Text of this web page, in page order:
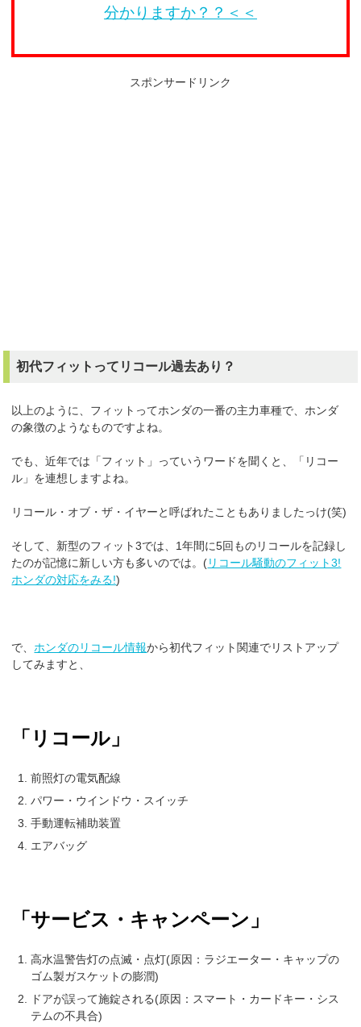
分かりますか？？＜＜
スポンサードリンク
初代フィットってリコール過去あり？
以上のように、フィットってホンダの一番の主力車種で、ホンダ
の象徴のようなものですよね。
でも、近年では「フィット」っていうワードを聞くと、「リコー
ル」を連想しますよね。
リコール・オブ・ザ・イヤーと呼ばれたこともありましたっけ(笑)
そして、新型のフィット3では、1年間に5回ものリコールを記録し
たのが記憶に新しい方も多いのでは。(リコール騒動のフィット3!
ホンダの対応をみる!)
で、ホンダのリコール情報から初代フィット関連でリストアップ
してみますと、
「リコール」
前照灯の電気配線
パワー・ウインドウ・スイッチ
手動運転補助装置
エアバッグ
「サービス・キャンペーン」
高水温警告灯の点滅・点灯(原因：ラジエーター・キャップの
ゴム製ガスケットの膨潤)
ドアが誤って施錠される(原因：スマート・カードキー・シス
テムの不具合)